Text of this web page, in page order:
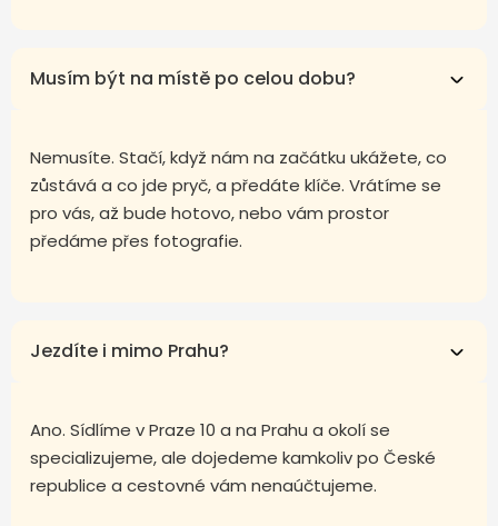
Musím být na místě po celou dobu?
Nemusíte. Stačí, když nám na začátku ukážete, co
zůstává a co jde pryč, a předáte klíče. Vrátíme se
pro vás, až bude hotovo, nebo vám prostor
předáme přes fotografie.
Jezdíte i mimo Prahu?
Ano. Sídlíme v Praze 10 a na Prahu a okolí se
specializujeme, ale dojedeme kamkoliv po České
republice a cestovné vám nenaúčtujeme.